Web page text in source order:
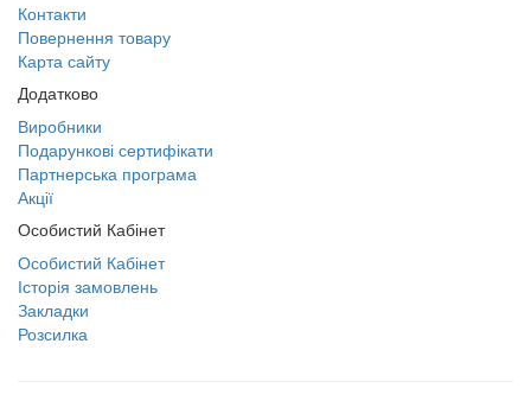
Контакти
Повернення товару
Карта сайту
Додатково
Виробники
Подарункові сертифікати
Партнерська програма
Акції
Особистий Кабінет
Особистий Кабінет
Історія замовлень
Закладки
Розсилка